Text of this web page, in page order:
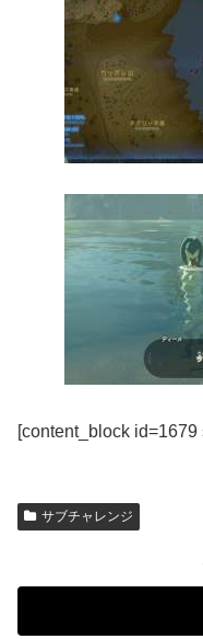
[content_block id=1679
サブチャレンジ